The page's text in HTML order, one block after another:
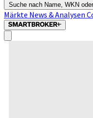
Suche nach Name, WKN
Märkte News & Analysen